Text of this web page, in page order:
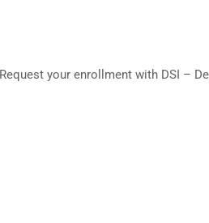
your enrollment with DSI –